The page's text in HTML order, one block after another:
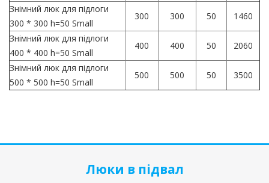
Знімний люк для підлоги
300 * 300 h=50 Small
300 300 50
1460
Знімний люк для підлоги
400 * 400 h=50 Small
400 400 50
2060
Знімний люк для підлоги
500 * 500 h=50 Small
500 500 50 3500
Люки в підвал